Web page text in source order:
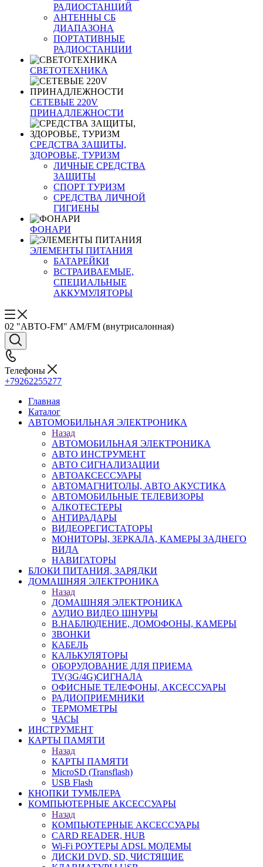
РАДИОСТАНЦИЙ
АНТЕННЫ CБ
ДИАПАЗОНА
ПОРТАТИВНЫЕ
РАДИОСТАНЦИИ
СВЕТОТЕХНИКА
СЕТЕВЫЕ 220V
ПРИНАДЛЕЖНОСТИ
СРЕДСТВА ЗАЩИТЫ,
ЗДОРОВЬЕ, ТУРИЗМ
ЛИЧНЫЕ СРЕДСТВА
ЗАЩИТЫ
СПОРТ ТУРИЗМ
СРЕДСТВА ЛИЧНОЙ
ГИГИЕНЫ
ФОНАРИ
ЭЛЕМЕНТЫ ПИТАНИЯ
БАТАРЕЙКИ
ВСТРАИВАЕМЫЕ,
СПЕЦИАЛЬНЫЕ
АККУМУЛЯТОРЫ
02 "АВТО-FM" AM/FM (внутрисалонная)
Телефоны
+79262255277
Главная
Каталог
АВТОМОБИЛЬНАЯ ЭЛЕКТРОНИКА
Назад
АВТОМОБИЛЬНАЯ ЭЛЕКТРОНИКА
АВТО ИНСТРУМЕНТ
АВТО СИГНАЛИЗАЦИИ
АВТОАКСЕССУАРЫ
АВТОМАГНИТОЛЫ, АВТО АКУСТИКА
АВТОМОБИЛЬНЫЕ ТЕЛЕВИЗОРЫ
АЛКОТЕСТЕРЫ
АНТИРАДАРЫ
ВИДЕОРЕГИСТАТОРЫ
МОНИТОРЫ, ЗЕРКАЛА, КАМЕРЫ ЗАДНЕГО
ВИДА
НАВИГАТОРЫ
БЛОКИ ПИТАНИЯ, ЗАРЯДКИ
ДОМАШНЯЯ ЭЛЕКТРОНИКА
Назад
ДОМАШНЯЯ ЭЛЕКТРОНИКА
АУДИО ВИДЕО ШНУРЫ
В.НАБЛЮДЕНИЕ, ДОМОФОНЫ, КАМЕРЫ
ЗВОНКИ
КАБЕЛЬ
КАЛЬКУЛЯТОРЫ
ОБОРУДОВАНИЕ ДЛЯ ПРИЕМА
TV(3G/4G)СИГНАЛА
ОФИСНЫЕ ТЕЛЕФОНЫ, АКСЕССУАРЫ
РАДИОПРИЕМНИКИ
ТЕРМОМЕТРЫ
ЧАСЫ
ИНСТРУМЕНТ
КАРТЫ ПАМЯТИ
Назад
КАРТЫ ПАМЯТИ
MicroSD (Transflash)
USB Flash
КНОПКИ ТУМБЛЕРА
КОМПЬЮТЕРНЫЕ АКСЕССУАРЫ
Назад
КОМПЬЮТЕРНЫЕ АКСЕССУАРЫ
CARD READER, HUB
Wi-Fi РОУТЕРЫ ADSL МОДЕМЫ
ДИСКИ DVD, SD, ЧИСТЯЩИЕ